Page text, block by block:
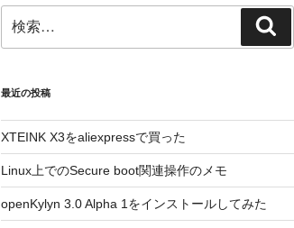
索:
索
最近の投稿
XTEINK X3をaliexpressで買った
Linux上でのSecure boot関連操作のメモ
openKylyn 3.0 Alpha 1をインストールしてみた